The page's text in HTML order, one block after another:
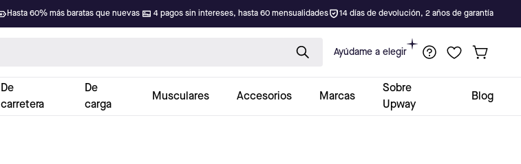
Hasta 60% más baratas que nuevas 4 pagos sin intereses, hasta 60 mensualidades 14 días de devolución, 2 años de garantía
Ayúdame a elegir
De
carretera
De
carga
Musculares Accesorios Marcas
Sobre
Upway
Blog